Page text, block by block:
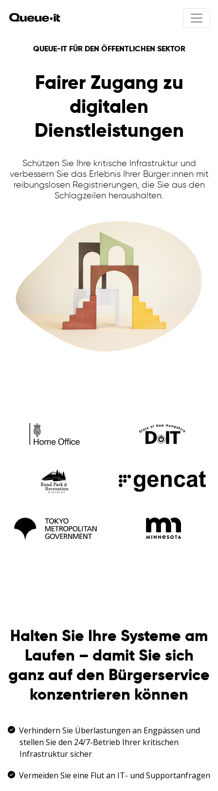
Produktübersicht
Wie funktioniert Queue-it
Integrations
User experience
Invite-only
Lösungen
Produkt-Drops
Online-Ticketverkauf
Kursregistrierungen
Visitor Engagement
Ticketverkauf
Öffentlicher Sektor
Telekommunikation
Preisgestaltung
Ressourcen
Sicherheit & Datenschutz
Warteraum galerie
QUEUE-IT FÜR DEN ÖFFENTLICHEN SEKTOR
Fairer Zugang zu
digitalen
Dienstleistungen
Schützen Sie Ihre kritische Infrastruktur und
verbessern Sie das Erlebnis Ihrer Bürger:innen mit
reibungslosen Registrierungen, die Sie aus den
Schlagzeilen heraushalten.
Halten Sie Ihre Systeme am
Laufen – damit Sie sich
ganz auf den Bürgerservice
konzentrieren können
Verhindern Sie Überlastungen an Engpässen und
stellen Sie den 24/7-Betrieb Ihrer kritischen
Infrastruktur sicher
Vermeiden Sie eine Flut an IT- und Supportanfragen